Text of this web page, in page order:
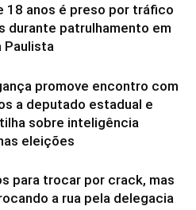
18 anos é preso por tráfico
durante patrulhamento em
Paulista
promove encontro com
a deputado estadual e
sobre inteligência
eleições
para trocar por crack, mas
a rua pela delegacia